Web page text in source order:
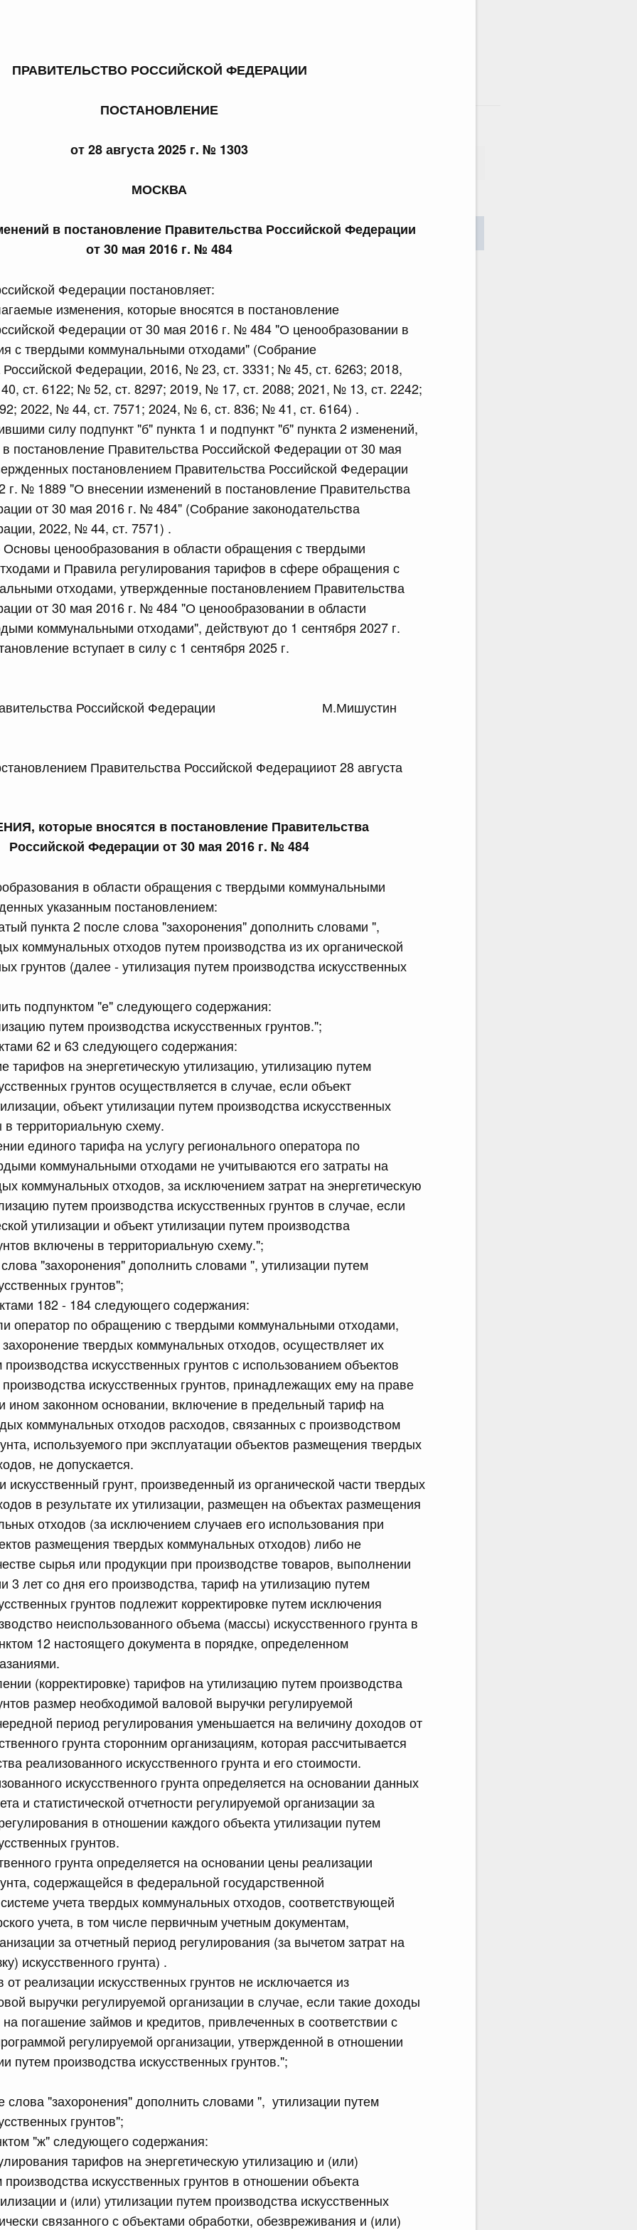
ПРАВИТЕЛЬСТВО РОССИЙСКОЙ ФЕДЕРАЦИИ
ПОСТАНОВЛЕНИЕ
от 28 августа 2025 г. № 1303
МОСКВА
в постановление Правительства Российской Федерации
от 30 мая 2016 г. № 484
Федерации постановляет:
изменения, которые вносятся в постановление
Федерации от 30 мая 2016 г. № 484 "О ценообразовании в
с твердыми коммунальными отходами" (Собрание
Российской Федерации, 2016, № 23, ст. 3331; № 45, ст. 6263; 2018,
ст. 6122; № 52, ст. 8297; 2019, № 17, ст. 2088; 2021, № 13, ст. 2242;
2022, № 44, ст. 7571; 2024, № 6, ст. 836; № 41, ст. 6164) .
силу подпункт "б" пункта 1 и подпункт "б" пункта 2 изменений,
постановление Правительства Российской Федерации от 30 мая
постановлением Правительства Российской Федерации
г. № 1889 "О внесении изменений в постановление Правительства
от 30 мая 2016 г. № 484" (Собрание законодательства
2022, № 44, ст. 7571) .
Основы ценообразования в области обращения с твердыми
и Правила регулирования тарифов в сфере обращения с
отходами, утвержденные постановлением Правительства
от 30 мая 2016 г. № 484 "О ценообразовании в области
коммунальными отходами", действуют до 1 сентября 2027 г.
вступает в силу с 1 сентября 2025 г.
Правительства Российской Федерации М.Мишустин
Правительства Российской Федерацииот 28 августа
которые вносятся в постановление Правительства
Российской Федерации от 30 мая 2016 г. № 484
в области обращения с твердыми коммунальными
указанным постановлением:
пункта 2 после слова "захоронения" дополнить словами ",
коммунальных отходов путем производства из их органической
грунтов (далее - утилизация путем производства искусственных
подпунктом "е" следующего содержания:
путем производства искусственных грунтов.";
62 и 63 следующего содержания:
тарифов на энергетическую утилизацию, утилизацию путем
грунтов осуществляется в случае, если объект
объект утилизации путем производства искусственных
территориальную схему.
единого тарифа на услугу регионального оператора по
коммунальными отходами не учитываются его затраты на
коммунальных отходов, за исключением затрат на энергетическую
путем производства искусственных грунтов в случае, если
утилизации и объект утилизации путем производства
включены в территориальную схему.";
"захоронения" дополнить словами ", утилизации путем
грунтов";
182 - 184 следующего содержания:
оператор по обращению с твердыми коммунальными отходами,
твердых коммунальных отходов, осуществляет их
искусственных грунтов с использованием объектов
искусственных грунтов, принадлежащих ему на праве
ином законном основании, включение в предельный тариф на
коммунальных отходов расходов, связанных с производством
используемого при эксплуатации объектов размещения твердых
не допускается.
искусственный грунт, произведенный из органической части твердых
в результате их утилизации, размещен на объектах размещения
отходов (за исключением случаев его использования при
размещения твердых коммунальных отходов) либо не
сырья или продукции при производстве товаров, выполнении
3 лет со дня его производства, тариф на утилизацию путем
грунтов подлежит корректировке путем исключения
неиспользованного объема (массы) искусственного грунта в
12 настоящего документа в порядке, определенном
(корректировке) тарифов на утилизацию путем производства
размер необходимой валовой выручки регулируемой
период регулирования уменьшается на величину доходов от
грунта сторонним организациям, которая рассчитывается
реализованного искусственного грунта и его стоимости.
искусственного грунта определяется на основании данных
и статистической отчетности регулируемой организации за
в отношении каждого объекта утилизации путем
грунтов.
грунта определяется на основании цены реализации
содержащейся в федеральной государственной
учета твердых коммунальных отходов, соответствующей
учета, в том числе первичным учетным документам,
за отчетный период регулирования (за вычетом затрат на
искусственного грунта) .
реализации искусственных грунтов не исключается из
выручки регулируемой организации в случае, если такие доходы
погашение займов и кредитов, привлеченных в соответствии с
регулируемой организации, утвержденной в отношении
путем производства искусственных грунтов.";
слова "захоронения" дополнить словами ", утилизации путем
грунтов";
"ж" следующего содержания:
тарифов на энергетическую утилизацию и (или)
искусственных грунтов в отношении объекта
и (или) утилизации путем производства искусственных
связанного с объектами обработки, обезвреживания и (или)
к ним
июля, пятница
Федерации от 24.07.2026 г. № 933
процентной ставки размещения средств резерва
Российской Федерации по обязательному
июля, четверг
Федерации от 23.07.2026 г. № 927
изменений в Соглашение о единых принципах и
союза от 23 декабря 2014 года
Федерации от 23.07.2026 г. № 926
Правительством Российской Федерации и
трудовой деятельности граждан одного
Федерации от 23.07.2026 г. № 928
Федерации от 23.07.2026 г. № 929
Российской Федерации от 24 декабря 2021
июля, среда
Федерации от 22.07.2026 г. № 921
Российской Федерации от 30 ноября 2022
Федерации от 22.07.2026 г. № 924
Российской Федерации от 28 марта 2026 г.
Федерации от 22.07.2026 г. № 925
Российской Федерации
Федерации от 22.07.2026 г. № 922
Российской Федерации в сфере
июля, вторник
Федерации от 21.07.2026 г. № 917
Российской Федерации от 27 октября 2021
Федерации от 21.07.2026 г. № 916
Российской Федерации от 25 ноября 2025
Федерации от 21.07.2026 г. № 918
Российской Федерации от 29 июня 2021 г.
Федерации от 21.07.2026 г. № 920
Федерации от 21.07.2026 г. № 919
Российской Федерации от 12 марта 2022 г.
понедельник
Федерации от 20.07.2026 г. № 915
июля, суббота
Федерации от 18.07.2026 г. № 906
Российской Федерации от 27 апреля 2024
Федерации от 18.07.2026 г. № 904
Федерации от 18.07.2026 г. № 909
Российской Федерации от 17 февраля
Федерации от 18.07.2026 г. № 908
детективом Федеральной службы войск
(территориального органа), предоставившей
деятельности, о заключении договора на
Федерации от 18.07.2026 г. № 910
Российской Федерации
1